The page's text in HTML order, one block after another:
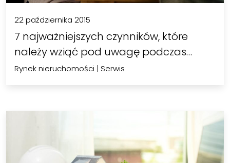
22 października 2015
7 najważniejszych czynników, które
należy wziąć pod uwagę podczas…
Rynek nieruchomości | Serwis